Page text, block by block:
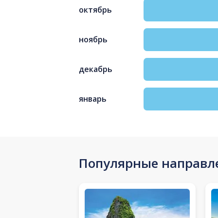
октябрь
ноябрь
декабрь
январь
Популярные